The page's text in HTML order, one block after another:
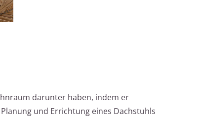
darunter haben, indem er
und Errichtung eines Dachstuhls